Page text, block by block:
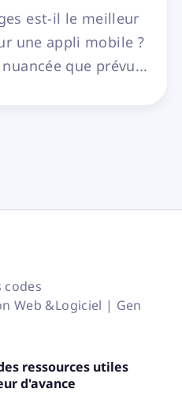
est-il le meilleur
une appli mobile ?
que prévu...
codes
Web &Logiciel | Gen
ressources utiles
d'avance